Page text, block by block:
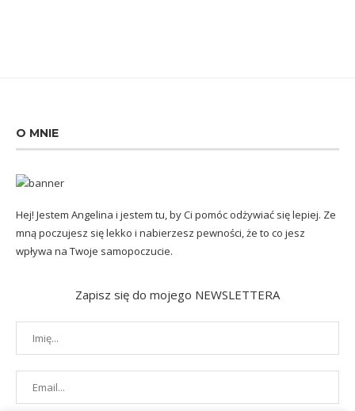
O MNIE
Hej! Jestem Angelina i jestem tu, by Ci pomóc odżywiać się lepiej. Ze
mną poczujesz się lekko i nabierzesz pewności, że to co jesz
wpływa na Twoje samopoczucie.
Zapisz się do mojego NEWSLETTERA